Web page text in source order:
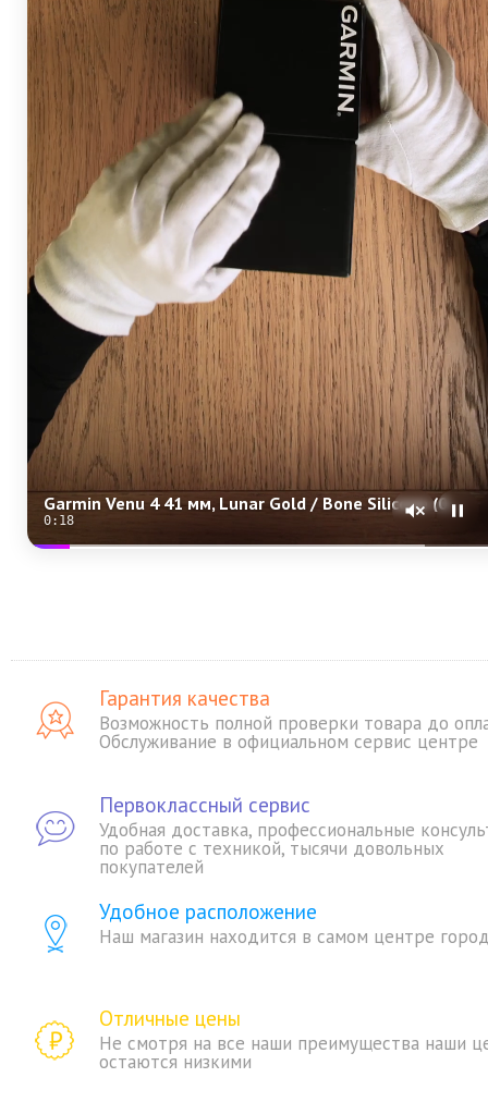
Garmin Venu 4 41 мм, Lunar Gold / Bone Silicone (010-03013-00)
0:17
Гарантия качества
Возможность полной проверки товара до
Обслуживание в официальном сервис центре
Первоклассный сервис
Удобная доставка, профессиональные
по работе с техникой, тысячи довольных
покупателей
Удобное расположение
Наш магазин находится в самом центре
Отличные цены
Не смотря на все наши преимущества наши
остаются низкими